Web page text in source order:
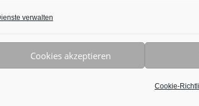
verwalten
Cookies akzeptieren
Cookie-
50933 Köln • 0221 - 589 105 55 • Alle Rechte